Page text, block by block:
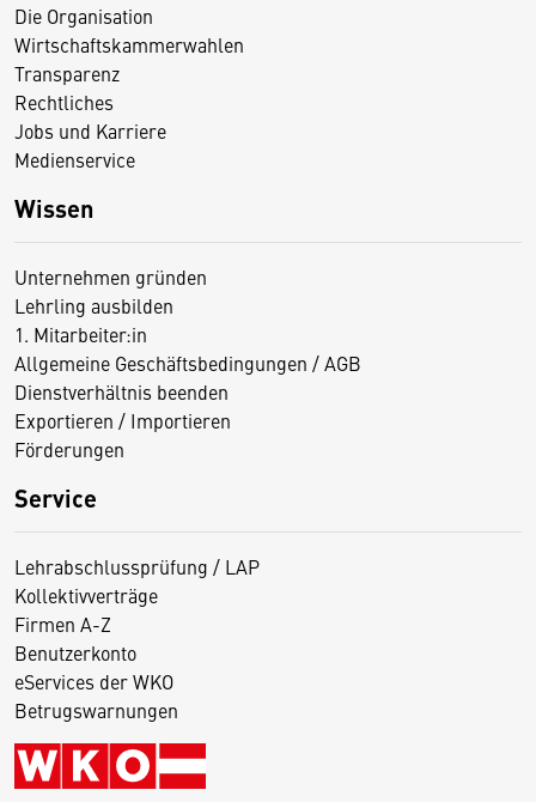
Die Organisation
Wirtschaftskammerwahlen
Transparenz
Rechtliches
Jobs und Karriere
Medienservice
Wissen
Unternehmen gründen
Lehrling ausbilden
1. Mitarbeiter:in
Allgemeine Geschäftsbedingungen / AGB
Dienstverhältnis beenden
Exportieren / Importieren
Förderungen
Service
Lehrabschlussprüfung / LAP
Kollektivverträge
Firmen A-Z
Benutzerkonto
eServices der WKO
Betrugswarnungen